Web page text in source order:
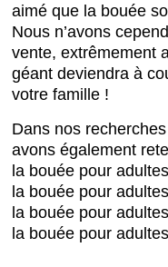
aimé que la bouée
Nous n’avons
vente, extrêmement
géant deviendra à
votre famille !
Dans nos
avons également
la bouée pour
la bouée pour adultes
la bouée pour adultes
la bouée pour adultes